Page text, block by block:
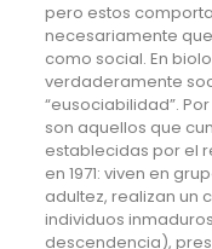
pero estos
necesariamente
como social. En
verdaderamente
“eusociabilidad”.
son aquellos que
establecidas por el
en 1971: viven en
adultez, realizan un
individuos
descendencia),